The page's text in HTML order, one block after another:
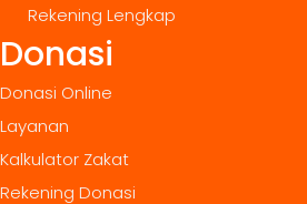
Rekening Lengkap
Donasi
Donasi Online
Layanan
Kalkulator Zakat
Rekening Donasi